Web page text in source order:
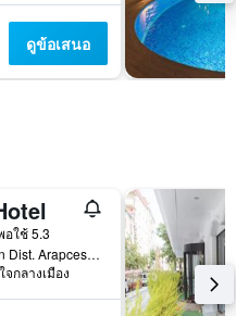
ดูข้อเสนอ
อใช้ 5.3
Yavuz Sinan Dist. Arapcesme St., 11, อิสตันบูล, ตุรเคีย
กลางเมือง